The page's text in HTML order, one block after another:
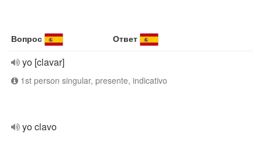
Вопрос Ответ
yo [clavar]
1st person singular, presente, indicativo
yo clavo